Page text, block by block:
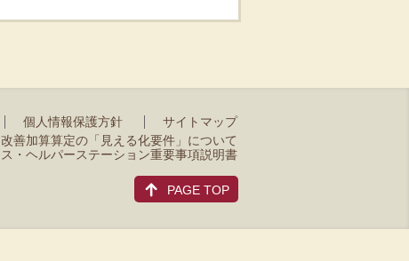
個人情報保護方針
サイトマップ
善加算算定の「見える化要件」について
・ヘルパーステーション重要事項説明書
PAGE TOP